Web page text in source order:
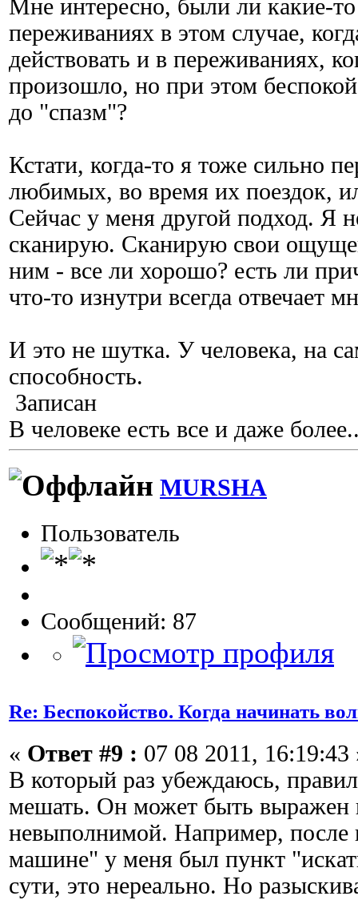
Мне интересно, были ли какие-
переживаниях в этом случае,
действовать и в переживаниях,
произошло, но при этом
до "спазм"?
Кстати, когда-то я тоже сильно
любимых, во время их поездок,
Сейчас у меня другой подход. Я
сканирую. Сканирую свои
ним - все ли хорошо? есть ли
что-то изнутри всегда отвечает
И это не шутка. У человека, на
способность.
Записан
В человеке есть все и даже
MURSHA
Пользователь
Сообщений: 87
Re: Беспокойство. Когда начинать
« Ответ #9 : 07 08 2011, 16:19:43
В который раз убеждаюсь,
мешать. Он может быть выражен
невыполнимой. Например, после
машине" у меня был пункт
сути, это нереально. Но